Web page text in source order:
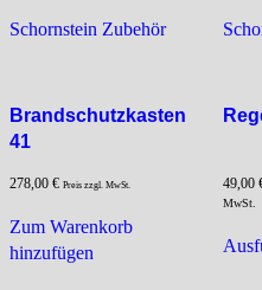
Schornstein Zubehör
Brandschutzkasten
41
278,00 € Preis zzgl. MwSt.
Zum Warenkorb
hinzufügen
49,00
MwSt.